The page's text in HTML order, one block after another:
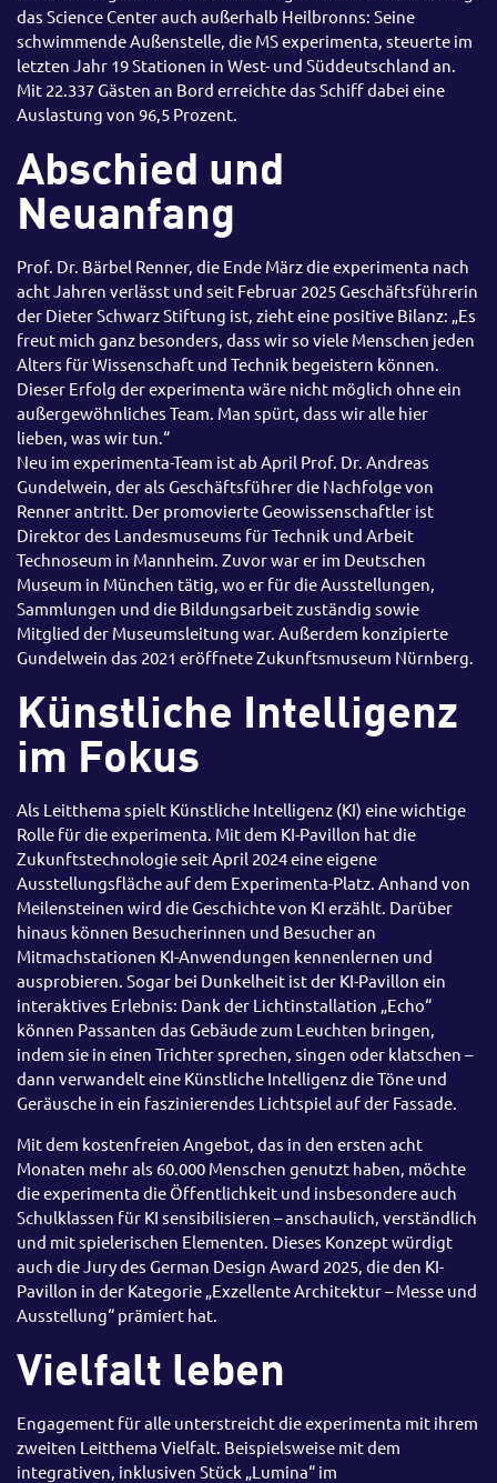
das Science Center auch außerhalb Heilbronns: Seine
schwimmende Außenstelle, die MS experimenta, steuerte im
letzten Jahr 19 Stationen in West- und Süddeutschland an.
Mit 22.337 Gästen an Bord erreichte das Schiff dabei eine
Auslastung von 96,5 Prozent.
Abschied und
Neuanfang
Prof. Dr. Bärbel Renner, die Ende März die experimenta nach
acht Jahren verlässt und seit Februar 2025 Geschäftsführerin
der Dieter Schwarz Stiftung ist, zieht eine positive Bilanz: „Es
freut mich ganz besonders, dass wir so viele Menschen jeden
Alters für Wissenschaft und Technik begeistern können.
Dieser Erfolg der experimenta wäre nicht möglich ohne ein
außergewöhnliches Team. Man spürt, dass wir alle hier
lieben, was wir tun.“
Neu im experimenta-Team ist ab April Prof. Dr. Andreas
Gundelwein, der als Geschäftsführer die Nachfolge von
Renner antritt. Der promovierte Geowissenschaftler ist
Direktor des Landesmuseums für Technik und Arbeit
Technoseum in Mannheim. Zuvor war er im Deutschen
Museum in München tätig, wo er für die Ausstellungen,
Sammlungen und die Bildungsarbeit zuständig sowie
Mitglied der Museumsleitung war. Außerdem konzipierte
Gundelwein das 2021 eröffnete Zukunftsmuseum Nürnberg.
Künstliche Intelligenz
im Fokus
Als Leitthema spielt Künstliche Intelligenz (KI) eine wichtige
Rolle für die experimenta. Mit dem KI-Pavillon hat die
Zukunftstechnologie seit April 2024 eine eigene
Ausstellungsfläche auf dem Experimenta-Platz. Anhand von
Meilensteinen wird die Geschichte von KI erzählt. Darüber
hinaus können Besucherinnen und Besucher an
Mitmachstationen KI-Anwendungen kennenlernen und
ausprobieren. Sogar bei Dunkelheit ist der KI-Pavillon ein
interaktives Erlebnis: Dank der Lichtinstallation „Echo“
können Passanten das Gebäude zum Leuchten bringen,
indem sie in einen Trichter sprechen, singen oder klatschen –
dann verwandelt eine Künstliche Intelligenz die Töne und
Geräusche in ein faszinierendes Lichtspiel auf der Fassade.
Mit dem kostenfreien Angebot, das in den ersten acht
Monaten mehr als 60.000 Menschen genutzt haben, möchte
die experimenta die Öffentlichkeit und insbesondere auch
Schulklassen für KI sensibilisieren – anschaulich, verständlich
und mit spielerischen Elementen. Dieses Konzept würdigt
auch die Jury des German Design Award 2025, die den KI-
Pavillon in der Kategorie „Exzellente Architektur – Messe und
Ausstellung“ prämiert hat.
Vielfalt leben
Engagement für alle unterstreicht die experimenta mit ihrem
zweiten Leitthema Vielfalt. Beispielsweise mit dem
integrativen, inklusiven Stück „Lumina“ im